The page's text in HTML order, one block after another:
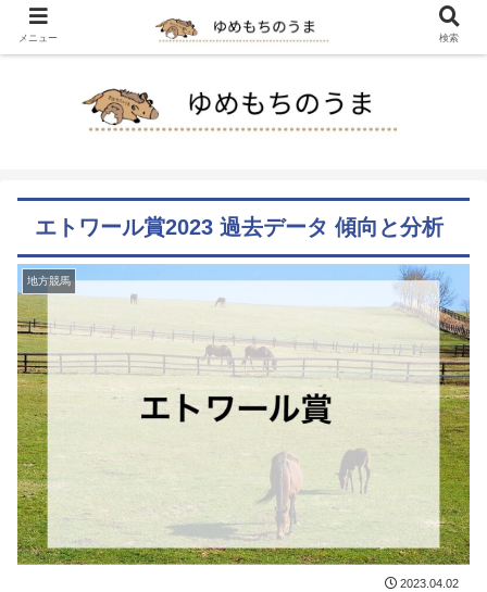
エトワール賞2023 過去データ 傾向と分析
地方競馬
2023.04.02
メニュー 検索